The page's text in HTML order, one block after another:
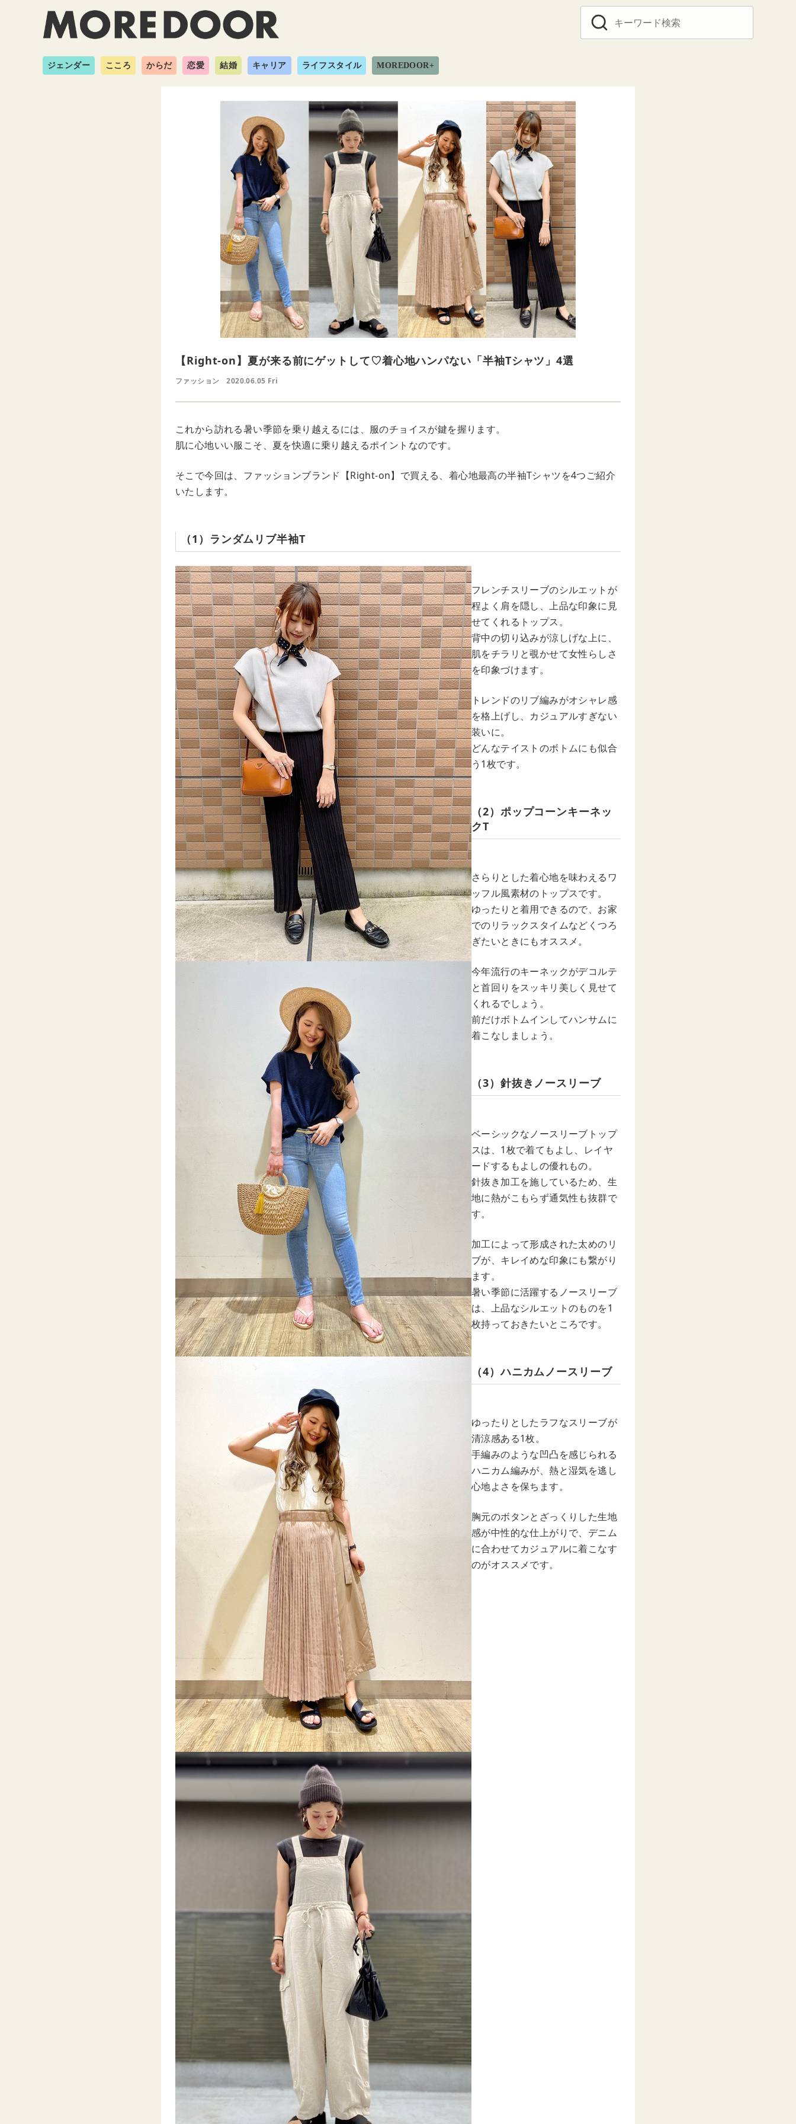
ジェンダー こころ からだ 恋愛 結婚 キャリア ライフスタイル MOREDOOR+
【Right-on】夏が来る前にゲットして♡着心地ハンパない「半袖Tシャツ」4選
ファッション 2020.06.05 Fri
これから訪れる暑い季節を乗り越えるには、服のチョイスが鍵を握ります。
肌に心地いい服こそ、夏を快適に乗り越えるポイントなのです。
そこで今回は、ファッションブランド【Right-on】で買える、着心地最高の半袖Tシャツを4つご紹介
いたします。
（1）ランダムリブ半袖T
フレンチスリーブのシルエットが
程よく肩を隠し、上品な印象に見
せてくれるトップス。
背中の切り込みが涼しげな上に、
肌をチラリと覗かせて女性らしさ
を印象づけます。
トレンドのリブ編みがオシャレ感
を格上げし、カジュアルすぎない
装いに。
どんなテイストのボトムにも似合
う1枚です。
（2）ポップコーンキーネッ
クT
さらりとした着心地を味わえるワ
ッフル風素材のトップスです。
ゆったりと着用できるので、お家
でのリラックスタイムなどくつろ
ぎたいときにもオススメ。
今年流行のキーネックがデコルテ
と首回りをスッキリ美しく見せて
くれるでしょう。
前だけボトムインしてハンサムに
着こなしましょう。
（3）針抜きノースリーブ
ベーシックなノースリーブトップ
スは、1枚で着てもよし、レイヤ
ードするもよしの優れもの。
針抜き加工を施しているため、生
地に熱がこもらず通気性も抜群で
す。
加工によって形成された太めのリ
ブが、キレイめな印象にも繋がり
ます。
暑い季節に活躍するノースリーブ
は、上品なシルエットのものを1
枚持っておきたいところです。
（4）ハニカムノースリーブ
ゆったりとしたラフなスリーブが
清涼感ある1枚。
手編みのような凹凸を感じられる
ハニカム編みが、熱と湿気を逃し
心地よさを保ちます。
胸元のボタンとざっくりした生地
感が中性的な仕上がりで、デニム
に合わせてカジュアルに着こなす
のがオススメです。